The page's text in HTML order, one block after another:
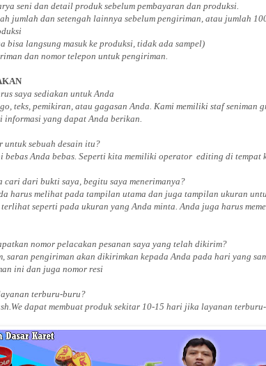
seni dan detail produk sebelum pembayaran dan produksi.
jumlah dan setengah lainnya sebelum pengiriman, atau jumlah
bisa langsung masuk ke produksi, tidak ada sampel)
dan nomor telepon untuk pengiriman.
saya sediakan untuk Anda
teks, pemikiran, atau gagasan Anda. Kami memiliki staf seniman
informasi yang dapat Anda berikan.
untuk sebuah desain itu?
Anda bebas. Seperti kita memiliki operator editing di tempat
cari dari bukti saya, begitu saya menerimanya?
harus melihat pada tampilan utama dan juga tampilan ukuran
seperti pada ukuran yang Anda minta. Anda juga harus
nomor pelacakan pesanan saya yang telah dikirim?
saran pengiriman akan dikirimkan kepada Anda pada hari yang
ini dan juga nomor resi
terburu-buru?
dapat membuat produk sekitar 10-15 hari jika layanan